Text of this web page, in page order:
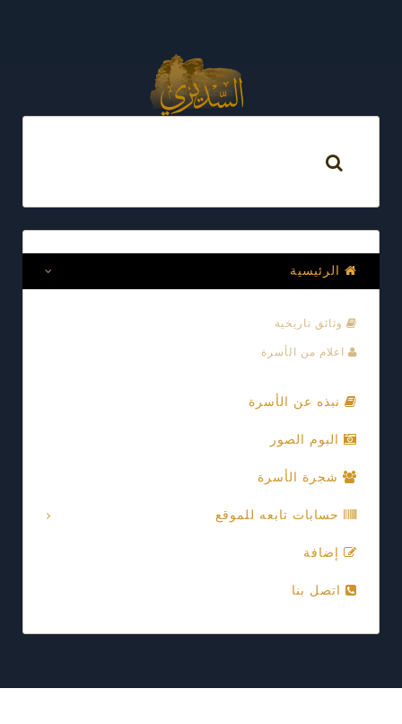
الرئيسية
وثائق تاريخية
اعلام من الأسرة
نبذه عن الأسرة
البوم الصور
شجرة الأسرة
حسابات تابعه للموقع
إضافة
اتصل بنا